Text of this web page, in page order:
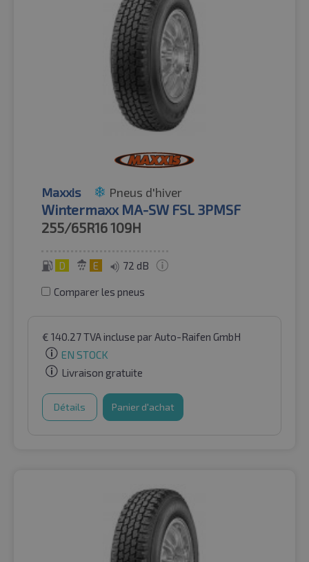
Maxxis Pneus d'hiver
Wintermaxx MA-SW FSL 3PMSF
255/65R16109H
D E 72 dB
Comparer les pneus
€ 140.27TVA incluse par Auto-Raifen GmbH
EN STOCK
Livraison gratuite
Détails Panier d'achat